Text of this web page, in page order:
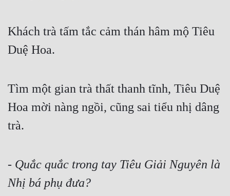
Khách trà tấm tắc cảm thán hâm mộ Tiêu
Duệ Hoa.
Tìm một gian trà thất thanh tĩnh, Tiêu Duệ
Hoa mời nàng ngồi, cũng sai tiểu nhị dâng
trà.
- Quắc quắc trong tay Tiêu Giải Nguyên là
Nhị bá phụ đưa?